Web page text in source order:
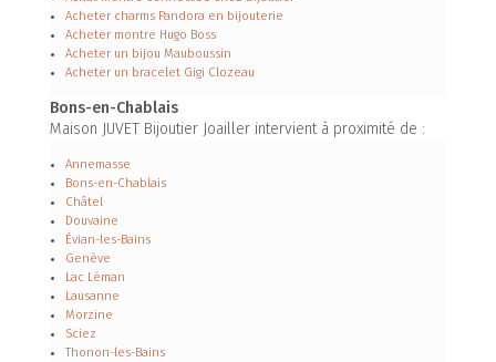
Acheter charms Pandora en bijouterie
Acheter montre Hugo Boss
Acheter un bijou Mauboussin
Acheter un bracelet Gigi Clozeau
Bons-en-Chablais
Maison JUVET Bijoutier Joailler intervient à proximité de :
Annemasse
Bons-en-Chablais
Châtel
Douvaine
Évian-les-Bains
Genève
Lac Léman
Lausanne
Morzine
Sciez
Thonon-les-Bains